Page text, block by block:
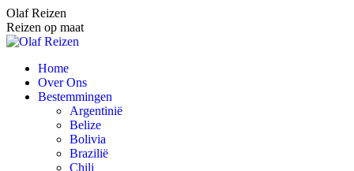
Spring
naar
content
Olaf Reizen
Reizen op maat
Home
Over Ons
Bestemmingen
Argentinië
Belize
Bolivia
Brazilië
Chili